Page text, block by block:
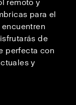
remoto y
para el
encuentren
de
perfecta con
y